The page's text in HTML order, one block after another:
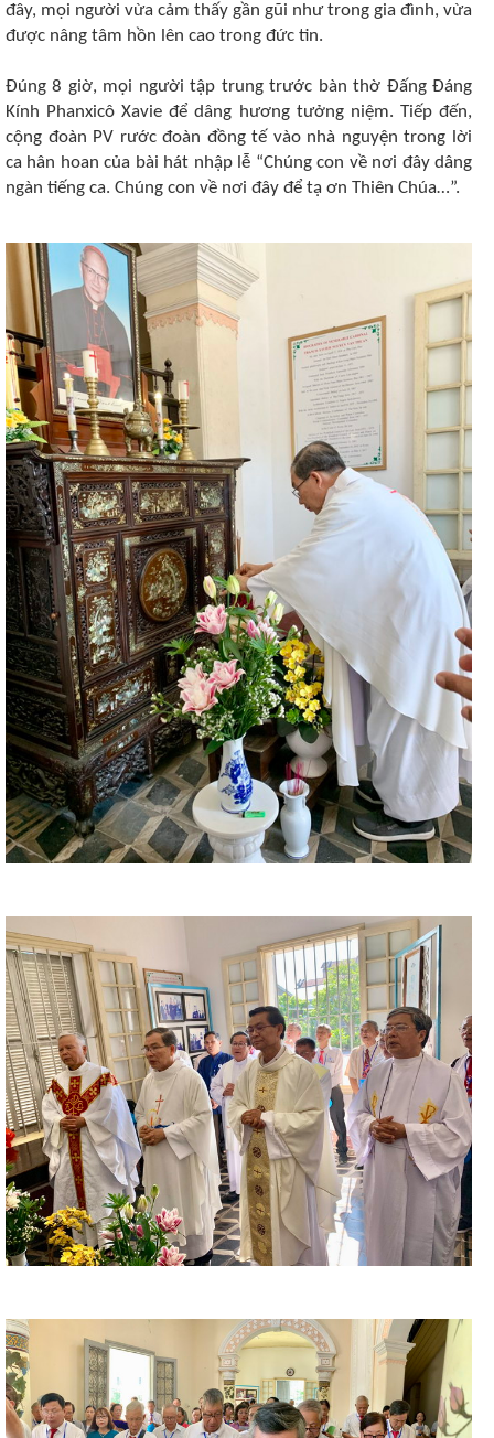
đây, mọi người vừa cảm thấy gần gũi như trong gia đình, vừa
được nâng tâm hồn lên cao trong đức tin.
Đúng 8 giờ, mọi người tập trung trước bàn thờ Đấng Đáng
Kính Phanxicô Xavie để dâng hương tưởng niệm. Tiếp đến,
cộng đoàn PV rước đoàn đồng tế vào nhà nguyện trong lời
ca hân hoan của bài hát nhập lễ “Chúng con về nơi đây dâng
ngàn tiếng ca. Chúng con về nơi đây để tạ ơn Thiên Chúa…”.